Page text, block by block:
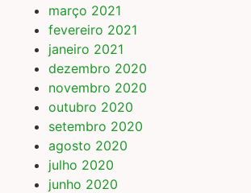
março 2021
fevereiro 2021
janeiro 2021
dezembro 2020
novembro 2020
outubro 2020
setembro 2020
agosto 2020
julho 2020
junho 2020